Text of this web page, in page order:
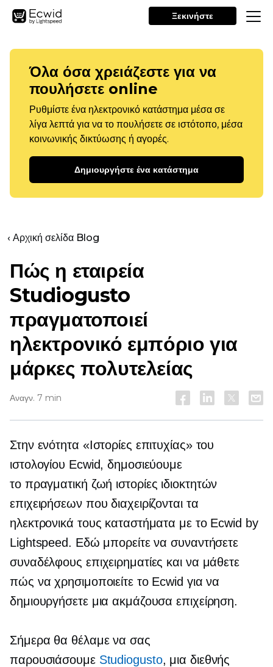
Ξεκινήστε
Όλα όσα χρειάζεστε για να
πουλήσετε online
Ρυθμίστε ένα ηλεκτρονικό κατάστημα μέσα σε
λίγα λεπτά για να το πουλήσετε σε ιστότοπο, μέσα
κοινωνικής δικτύωσης ή αγορές.
Δημιουργήστε ένα κατάστημα
‹ Αρχική σελίδα Blog
Πώς η εταιρεία
Studiogusto
πραγματοποιεί
ηλεκτρονικό εμπόριο για
μάρκες πολυτελείας
Αναγν. 7 min
Στην ενότητα «Ιστορίες επιτυχίας» του
ιστολογίου Ecwid, δημοσιεύουμε
το πραγματική ζωή ιστορίες ιδιοκτητών
επιχειρήσεων που διαχειρίζονται τα
ηλεκτρονικά τους καταστήματα με το Ecwid by
Lightspeed. Εδώ μπορείτε να συναντήσετε
συναδέλφους επιχειρηματίες και να μάθετε
πώς να χρησιμοποιείτε το Ecwid για να
δημιουργήσετε μια ακμάζουσα επιχείρηση.
Σήμερα θα θέλαμε να σας
παρουσιάσουμε Studiogusto, μια διεθνής